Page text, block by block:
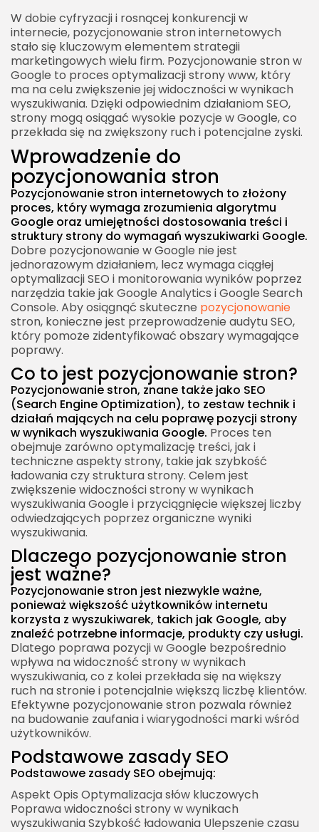
W dobie cyfryzacji i rosnącej konkurencji w
internecie, pozycjonowanie stron internetowych
stało się kluczowym elementem strategii
marketingowych wielu firm. Pozycjonowanie stron w
Google to proces optymalizacji strony www, który
ma na celu zwiększenie jej widoczności w wynikach
wyszukiwania. Dzięki odpowiednim działaniom SEO,
strony mogą osiągać wysokie pozycje w Google, co
przekłada się na zwiększony ruch i potencjalne zyski.
Wprowadzenie do
pozycjonowania stron
Pozycjonowanie stron internetowych to złożony
proces, który wymaga zrozumienia algorytmu
Google oraz umiejętności dostosowania treści i
struktury strony do wymagań wyszukiwarki Google.
Dobre pozycjonowanie w Google nie jest
jednorazowym działaniem, lecz wymaga ciągłej
optymalizacji SEO i monitorowania wyników poprzez
narzędzia takie jak Google Analytics i Google Search
Console. Aby osiągnąć skuteczne pozycjonowanie
stron, konieczne jest przeprowadzenie audytu SEO,
który pomoże zidentyfikować obszary wymagające
poprawy.
Co to jest pozycjonowanie stron?
Pozycjonowanie stron, znane także jako SEO
(Search Engine Optimization), to zestaw technik i
działań mających na celu poprawę pozycji strony
w wynikach wyszukiwania Google. Proces ten
obejmuje zarówno optymalizację treści, jak i
techniczne aspekty strony, takie jak szybkość
ładowania czy struktura strony. Celem jest
zwiększenie widoczności strony w wynikach
wyszukiwania Google i przyciągnięcie większej liczby
odwiedzających poprzez organiczne wyniki
wyszukiwania.
Dlaczego pozycjonowanie stron
jest ważne?
Pozycjonowanie stron jest niezwykle ważne,
ponieważ większość użytkowników internetu
korzysta z wyszukiwarek, takich jak Google, aby
znaleźć potrzebne informacje, produkty czy usługi.
Dlatego poprawa pozycji w Google bezpośrednio
wpływa na widoczność strony w wynikach
wyszukiwania, co z kolei przekłada się na większy
ruch na stronie i potencjalnie większą liczbę klientów.
Efektywne pozycjonowanie stron pozwala również
na budowanie zaufania i wiarygodności marki wśród
użytkowników.
Podstawowe zasady SEO
Podstawowe zasady SEO obejmują:
Aspekt Opis Optymalizacja słów kluczowych
Poprawa widoczności strony w wynikach
wyszukiwania Szybkość ładowania Ulepszenie czasu
Nowe trendy w SEO i pozycjonowaniu stron
Jak przygotować się na przyszłość
pozycjonowania?
Pozycjonowanie stron z EACTIVE